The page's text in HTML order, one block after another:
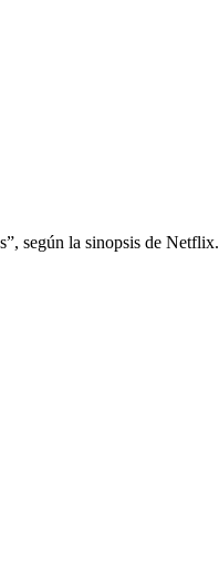
según la sinopsis de Netflix.